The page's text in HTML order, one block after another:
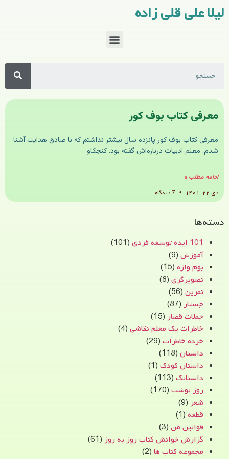
لیلا علی قلی زاده
معرفی کتاب بوف کور
معرفی کتاب بوف کور پانزده سال بیشتر نداشتم که با صادق هدایت آشنا
شدم. معلم ادبیات درباره‌اش گفته بود. کنجکاو
ادامه مطلب »
دی ۲۲, ۱۴۰۱
دسته‌ها
101 ایده توسعه فردی
(101)
آموزش (9)
بوم واژه (15)
تصویرگری (8)
تمرین (56)
جستار (87)
جملات قصار (15)
خاطرات یک معلم نقاشی (4)
خرده خاطرات (29)
داستان (118)
داستان کودک (1)
داستانک (113)
روز نوشت (170)
شعر (9)
قطعه (1)
قوانین من (3)
گزارش خوانش کتاب روز به روز (61)
مجموعه کتاب ها (2)